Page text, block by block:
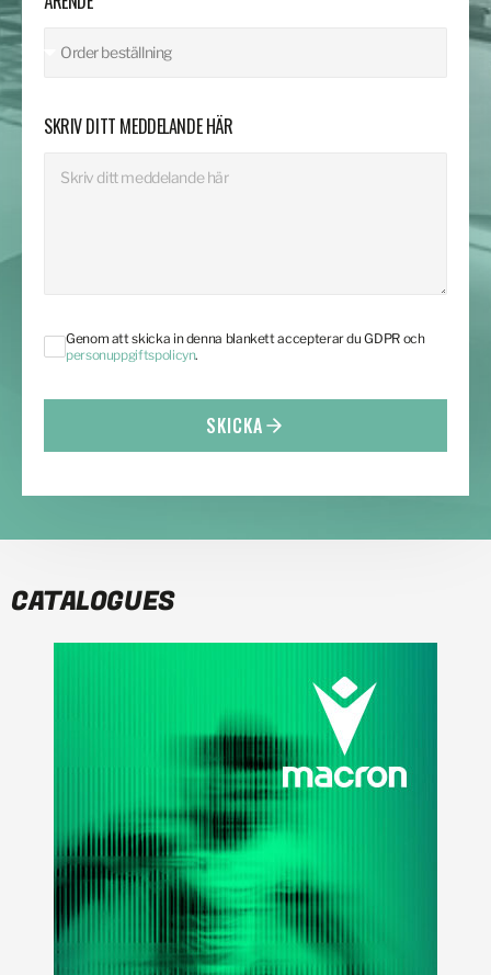
SKRIV DITT MEDDELANDE HÄR
Genom att skicka in denna blankett accepterar du GDPR och
personuppgiftspolicyn.
SKICKA
CATALOGUES